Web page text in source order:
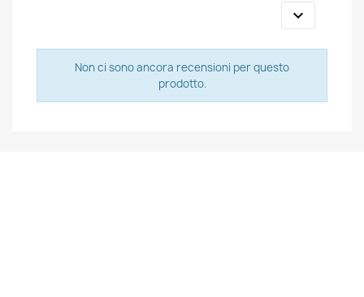

Non ci sono ancora recensioni per questo
prodotto.